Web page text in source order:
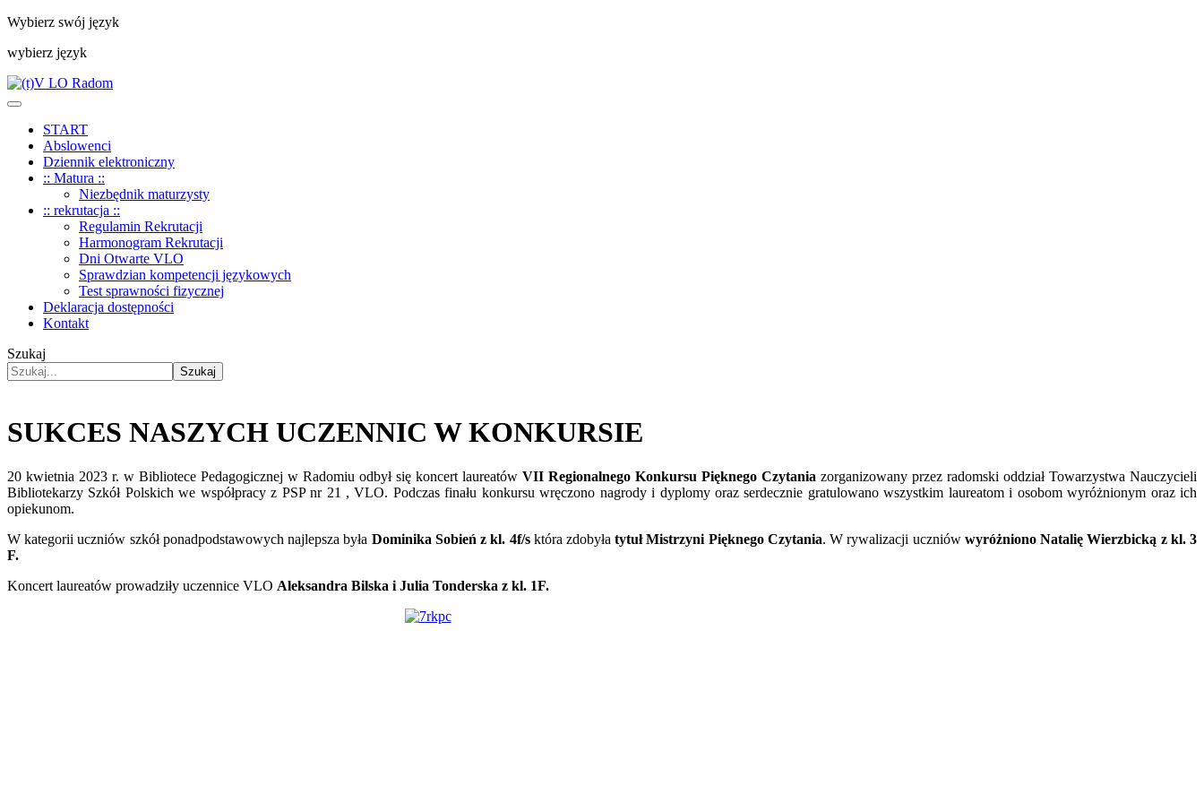
Wybierz swój język
wybierz język
START
Abslowenci
Dziennik elektroniczny
:: Matura ::
Niezbędnik maturzysty
:: rekrutacja ::
Regulamin Rekrutacji
Harmonogram Rekrutacji
Dni Otwarte VLO
Sprawdzian kompetencji językowych
Test sprawności fizycznej
Deklaracja dostępności
Kontakt
Szukaj
Szukaj
SUKCES NASZYCH UCZENNIC W KONKURSIE
20 kwietnia 2023 r. w Bibliotece Pedagogicznej w Radomiu odbył się koncert laureatów VII Regionalnego Konkursu Pięknego Czytania zorganizowany przez radomski oddział Towarzystwa Nauczycieli
Bibliotekarzy Szkół Polskich we współpracy z PSP nr 21 , VLO. Podczas finału konkursu wręczono nagrody i dyplomy oraz serdecznie gratulowano wszystkim laureatom i osobom wyróżnionym oraz ich
opiekunom.
W kategorii uczniów szkół ponadpodstawowych najlepsza była Dominika Sobień z kl. 4f/sktóra zdobyłatytuł Mistrzyni Pięknego Czytania. W rywalizacji uczniów wyróżniono Natalię Wierzbicką z kl. 3
F.
Koncert laureatów prowadziły uczennice VLO Aleksandra Bilska i Julia Tonderska z kl. 1F.